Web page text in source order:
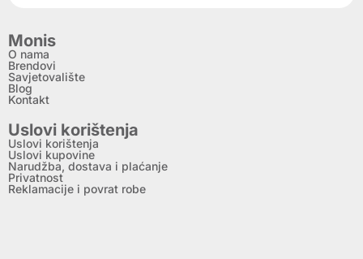
Monis
O nama
Brendovi
Savjetovalište
Blog
Kontakt
Uslovi korištenja
Uslovi korištenja
Uslovi kupovine
Narudžba, dostava i plaćanje
Privatnost
Reklamacije i povrat robe